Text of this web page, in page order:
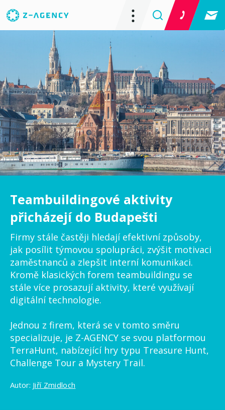
Teambuildingové aktivity
přicházejí do Budapešti
Firmy stále častěji hledají efektivní způsoby,
jak posílit týmovou spolupráci, zvýšit motivaci
zaměstnanců a zlepšit interní komunikaci.
Kromě klasických forem teambuildingu se
stále více prosazují aktivity, které využívají
digitální technologie.
Jednou z firem, která se v tomto směru
specializuje, je Z-AGENCY se svou platformou
TerraHunt, nabízející hry typu Treasure Hunt,
Challenge Tour a Mystery Trail.
Autor: Jiří Zmidloch